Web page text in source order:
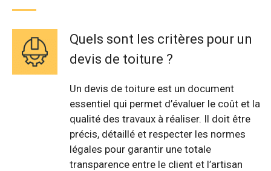
Quels sont les critères pour un
devis de toiture ?
Un devis de toiture est un document
essentiel qui permet d’évaluer le coût et la
qualité des travaux à réaliser. Il doit être
précis, détaillé et respecter les normes
légales pour garantir une totale
transparence entre le client et l’artisan